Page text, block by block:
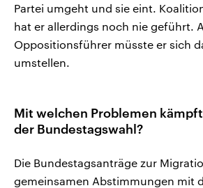
Partei umgeht und sie eint.
hat er allerdings noch nie geführt.
Oppositionsführer müsste er sich
umstellen.
Mit welchen Problemen
der Bundestagswahl?
Die Bundestagsanträge zur
gemeinsamen Abstimmungen mit